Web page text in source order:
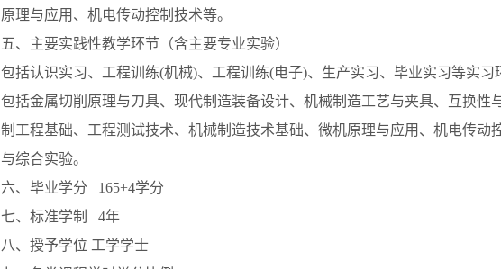
原理与应用、机电传动控制技术等。
五、主要实践性教学环节（含主要专业实验）
包括认识实习、工程训练(机械)、工程训练(电子)、生产实习、毕业实习等实习
包括金属切削原理与刀具、现代制造装备设计、机械制造工艺与夹具、互换性
制工程基础、工程测试技术、机械制造技术基础、微机原理与应用、机电传动
与综合实验。
六、毕业学分 165+4学分
七、标准学制 4年
八、授予学位 工学学士